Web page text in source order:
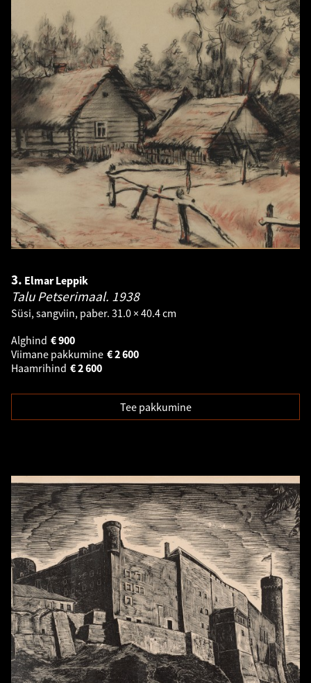
3. Elmar Leppik
Talu Petserimaal. 1938
Süsi, sangviin, paber. 31.0 × 40.4 cm
Alghind
900
€
Viimane pakkumine
2 600
€
Haamrihind
2 600
€
Tee pakkumine